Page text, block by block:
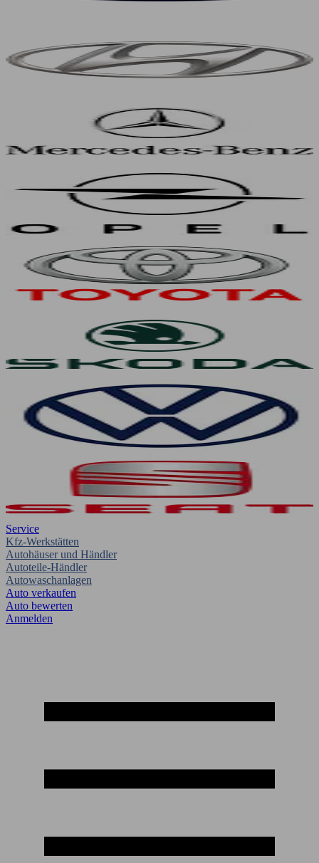
Service
Kfz-Werkstätten
Autohäuser und Händler
Autoteile-Händler
Autowaschanlagen
Auto verkaufen
Auto bewerten
Anmelden